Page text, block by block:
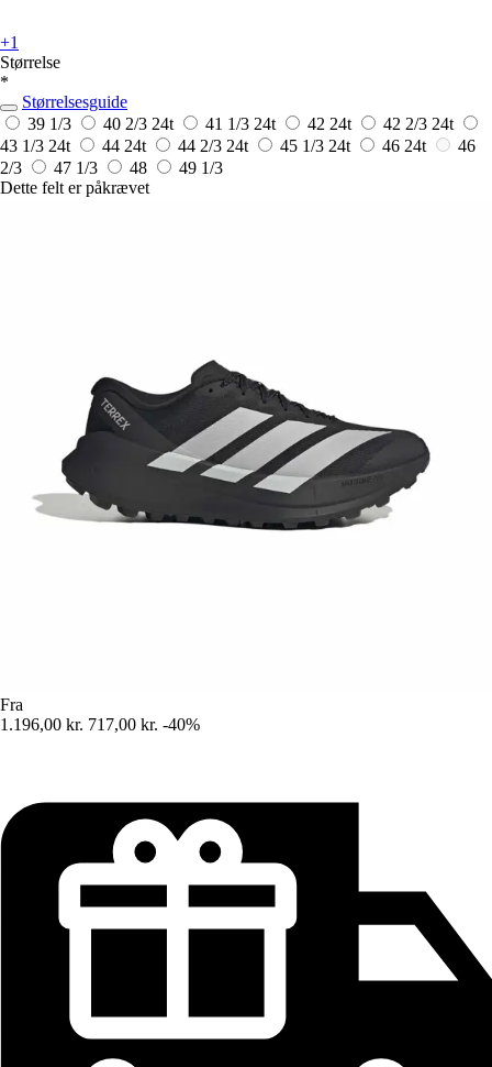
+1
Størrelse
*
Størrelsesguide
39 1/3
40 2/3 24t 41 1/3 24t 42 24t 42 2/3 24t
43 1/3 24t 44 24t 44 2/3 24t 45 1/3 24t 46 24t
46
2/3
47 1/3 48
49 1/3
Dette felt er påkrævet
Fra
1.196,00 kr. 717,00 kr. -40%